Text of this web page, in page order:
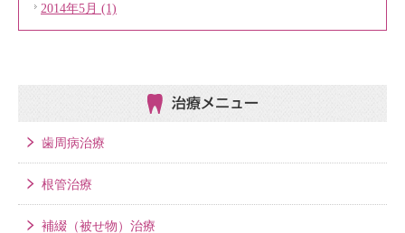
2014年5月 (1)
治療メニュー
歯周病治療
根管治療
補綴（被せ物）治療